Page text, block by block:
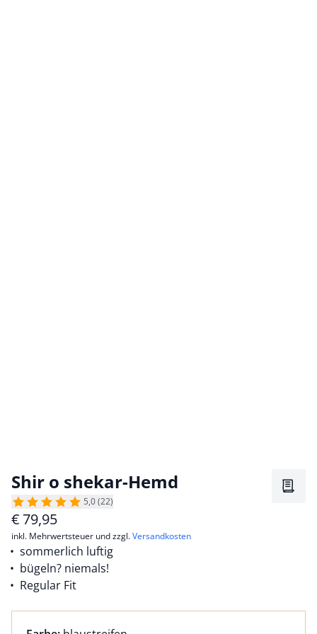
Shir o shekar-Hemd
5,0 (22)
€ 79,95
inkl. Mehrwertsteuer und zzgl.Versandkosten
sommerlich luftig
bügeln? niemals!
Regular Fit